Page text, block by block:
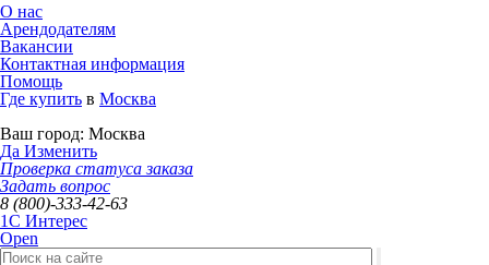
О нас
Арендодателям
Вакансии
Контактная информация
Помощь
Где купить в Москва
Ваш город: Москва
Да Изменить
Проверка статуса заказа
Задать вопрос
8 (800)-333-42-63
1C Интерес
Open